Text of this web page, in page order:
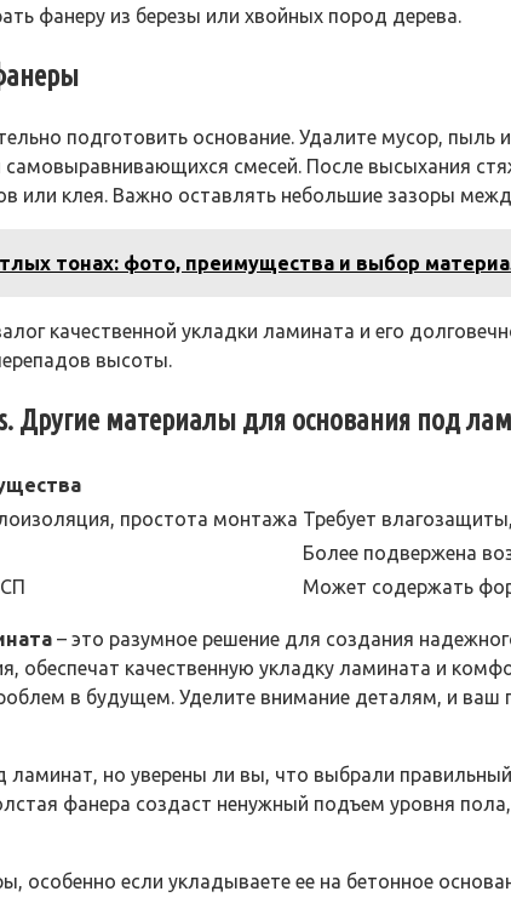
фанеру из березы или хвойных пород дерева.
подготовить основание. Удалите мусор, пыль и
смесей. После высыхания
или клея. Важно оставлять небольшие зазоры
тонах: фото, преимущества и выбор
качественной укладки ламината и его
высоты.
Другие материалы для основания под
простота монтажа Требует
Более подвержена
Может содержать
– это разумное решение для создания
обеспечат качественную укладку ламината и
в будущем. Уделите внимание деталям, и
но уверены ли вы, что выбрали
фанера создаст ненужный подъем уровня
особенно если укладываете ее на бетонное